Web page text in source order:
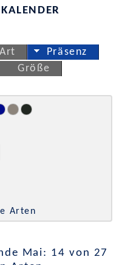
Art
Präsenz
Größe
Arten
Mai: 14 von 27